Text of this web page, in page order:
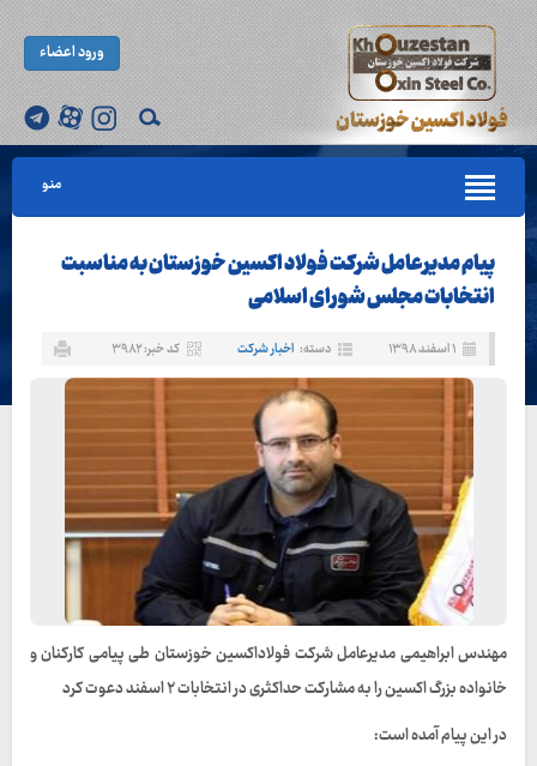
ورود اعضاء
منو
پیام مدیرعامل شرکت فولاد اکسین خوزستان به مناسبت
انتخابات مجلس شورای اسلامی
۱ اسفند ۱۳۹۸ دسته: اخبار شرکت کد خبر: ۳۹۸۲
مهندس ابراهیمی مدیرعامل شرکت فولاداکسین خوزستان طی پیامی کارکنان و
خانواده بزرگ اکسین را به مشارکت حداکثری در انتخابات ۲ اسفند دعوت کرد
در این پیام آمده است: